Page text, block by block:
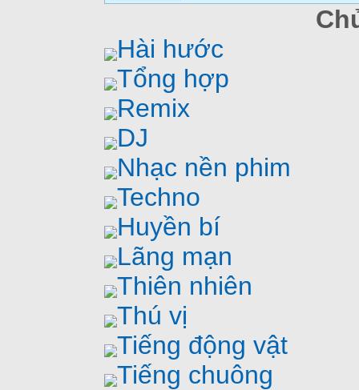
Hài hước
Tổng hợp
Remix
DJ
Nhạc nền phim
Techno
Huyền bí
Lãng mạn
Thiên nhiên
Thú vị
Tiếng động vật
Tiếng chuông